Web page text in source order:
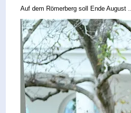
Auf dem Römerberg soll Ende August ...